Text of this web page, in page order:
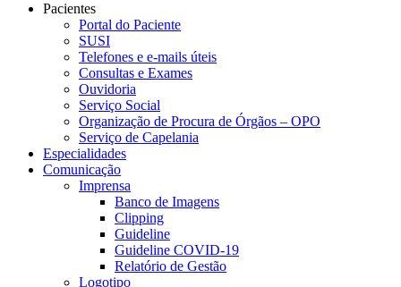
Pacientes
Portal do Paciente
SUSI
Telefones e e-mails úteis
Consultas e Exames
Ouvidoria
Serviço Social
Organização de Procura de Órgãos – OPO
Serviço de Capelania
Especialidades
Comunicação
Imprensa
Banco de Imagens
Clipping
Guideline
Guideline COVID-19
Relatório de Gestão
Logotipo